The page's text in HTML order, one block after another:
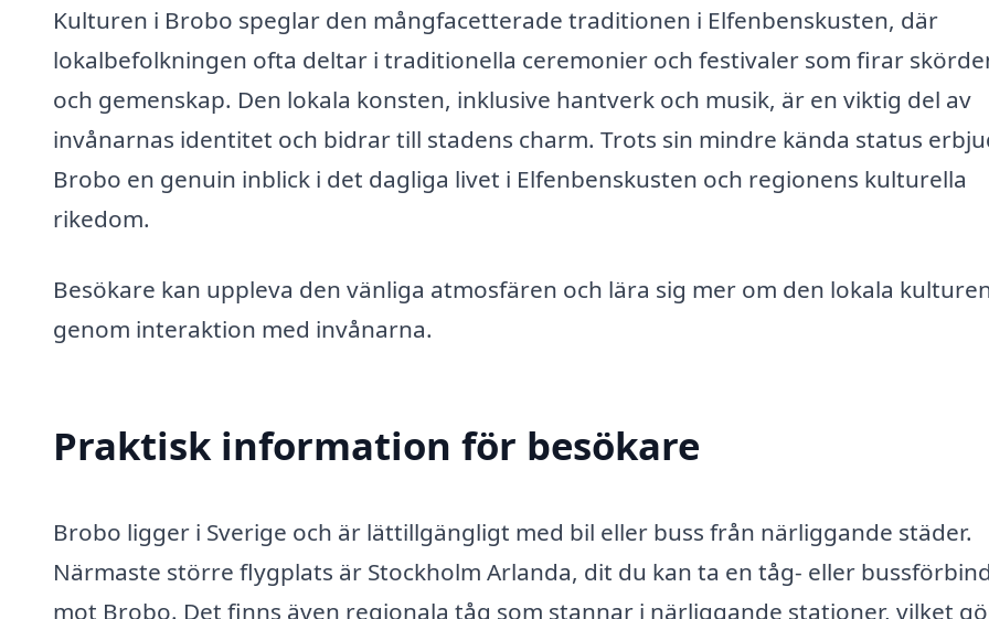
Kulturen i Brobo speglar den mångfacetterade traditionen i Elfenbenskusten, där
lokalbefolkningen ofta deltar i traditionella ceremonier och festivaler som firar
och gemenskap. Den lokala konsten, inklusive hantverk och musik, är en viktig del av
invånarnas identitet och bidrar till stadens charm. Trots sin mindre kända status
Brobo en genuin inblick i det dagliga livet i Elfenbenskusten och regionens kulturella
rikedom.
Besökare kan uppleva den vänliga atmosfären och lära sig mer om den lokala
genom interaktion med invånarna.
Praktisk information för besökare
Brobo ligger i Sverige och är lättillgängligt med bil eller buss från närliggande städer.
Närmaste större flygplats är Stockholm Arlanda, dit du kan ta en tåg- eller
mot Brobo. Det finns även regionala tåg som stannar i närliggande stationer, vilket